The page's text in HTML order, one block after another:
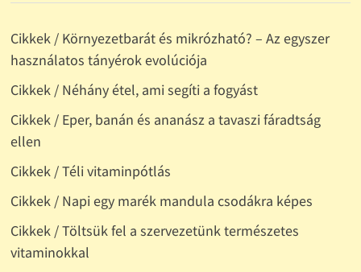
Cikkek / Környezetbarát és mikrózható? – Az egyszer
használatos tányérok evolúciója
Cikkek / Néhány étel, ami segíti a fogyást
Cikkek / Eper, banán és ananász a tavaszi fáradtság
ellen
Cikkek / Téli vitaminpótlás
Cikkek / Napi egy marék mandula csodákra képes
Cikkek / Töltsük fel a szervezetünk természetes
vitaminokkal